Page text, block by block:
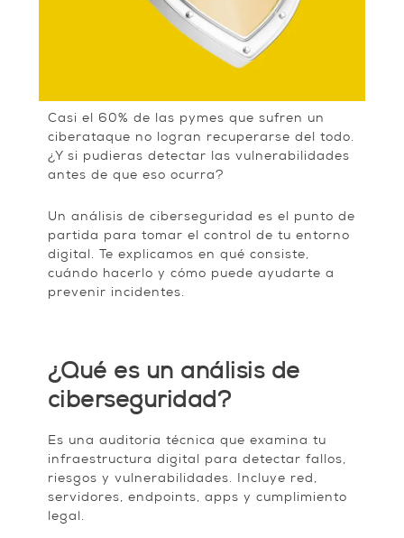
Casi el 60% de las pymes que sufren un
ciberataque no logran recuperarse del todo.
¿Y si pudieras detectar las vulnerabilidades
antes de que eso ocurra?
Un análisis de ciberseguridad es el punto de
partida para tomar el control de tu entorno
digital. Te explicamos en qué consiste,
cuándo hacerlo y cómo puede ayudarte a
prevenir incidentes.
¿Qué es un análisis de
ciberseguridad?
Es una auditoría técnica que examina tu
infraestructura digital para detectar fallos,
riesgos y vulnerabilidades. Incluye red,
servidores, endpoints, apps y cumplimiento
legal.